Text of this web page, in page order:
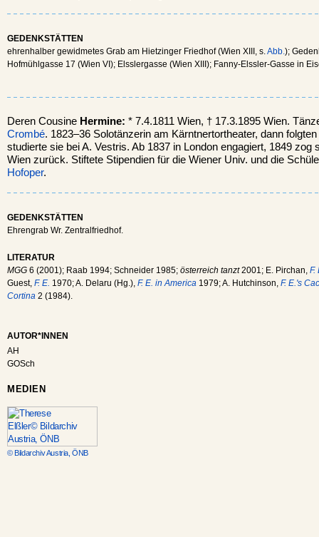
GEDENKSTÄTTEN
ehrenhalber gewidmetes Grab am Hietzinger Friedhof (Wien XIII, s.Abb.);
Hofmühlgasse 17 (Wien VI); Elsslergasse (Wien XIII); Fanny-Elssler-Gasse in
Deren Cousine Hermine: * 7.4.1811 Wien, † 17.3.1895 Wien.
Crombé. 1823–36 Solotänzerin am Kärntnertortheater, dann
studierte sie bei A. Vestris. Ab 1837 in London engagiert, 1849 zog
Wien zurück. Stiftete Stipendien für die Wiener Univ. und die
Hofoper.
GEDENKSTÄTTEN
Ehrengrab Wr. Zentralfriedhof.
LITERATUR
MGG 6 (2001); Raab 1994; Schneider 1985; österreich tanzt2001; E. Pirchan, F.
Guest, F. E. 1970; A. Delaru (Hg.), F. E. in America 1979; A. Hutchinson, F. E.'s
Cortina 2 (1984).
AUTOR*INNEN
AH
GOSch
MEDIEN
© Bildarchiv Austria, ÖNB